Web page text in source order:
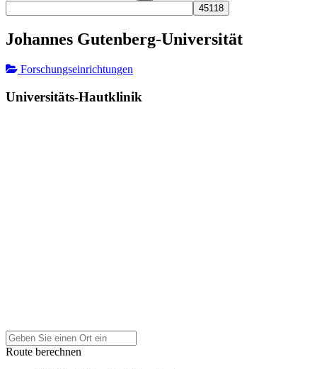
Johannes Gutenberg-Universität
Forschungseinrichtungen
Universitäts-Hautklinik
Route berechnen